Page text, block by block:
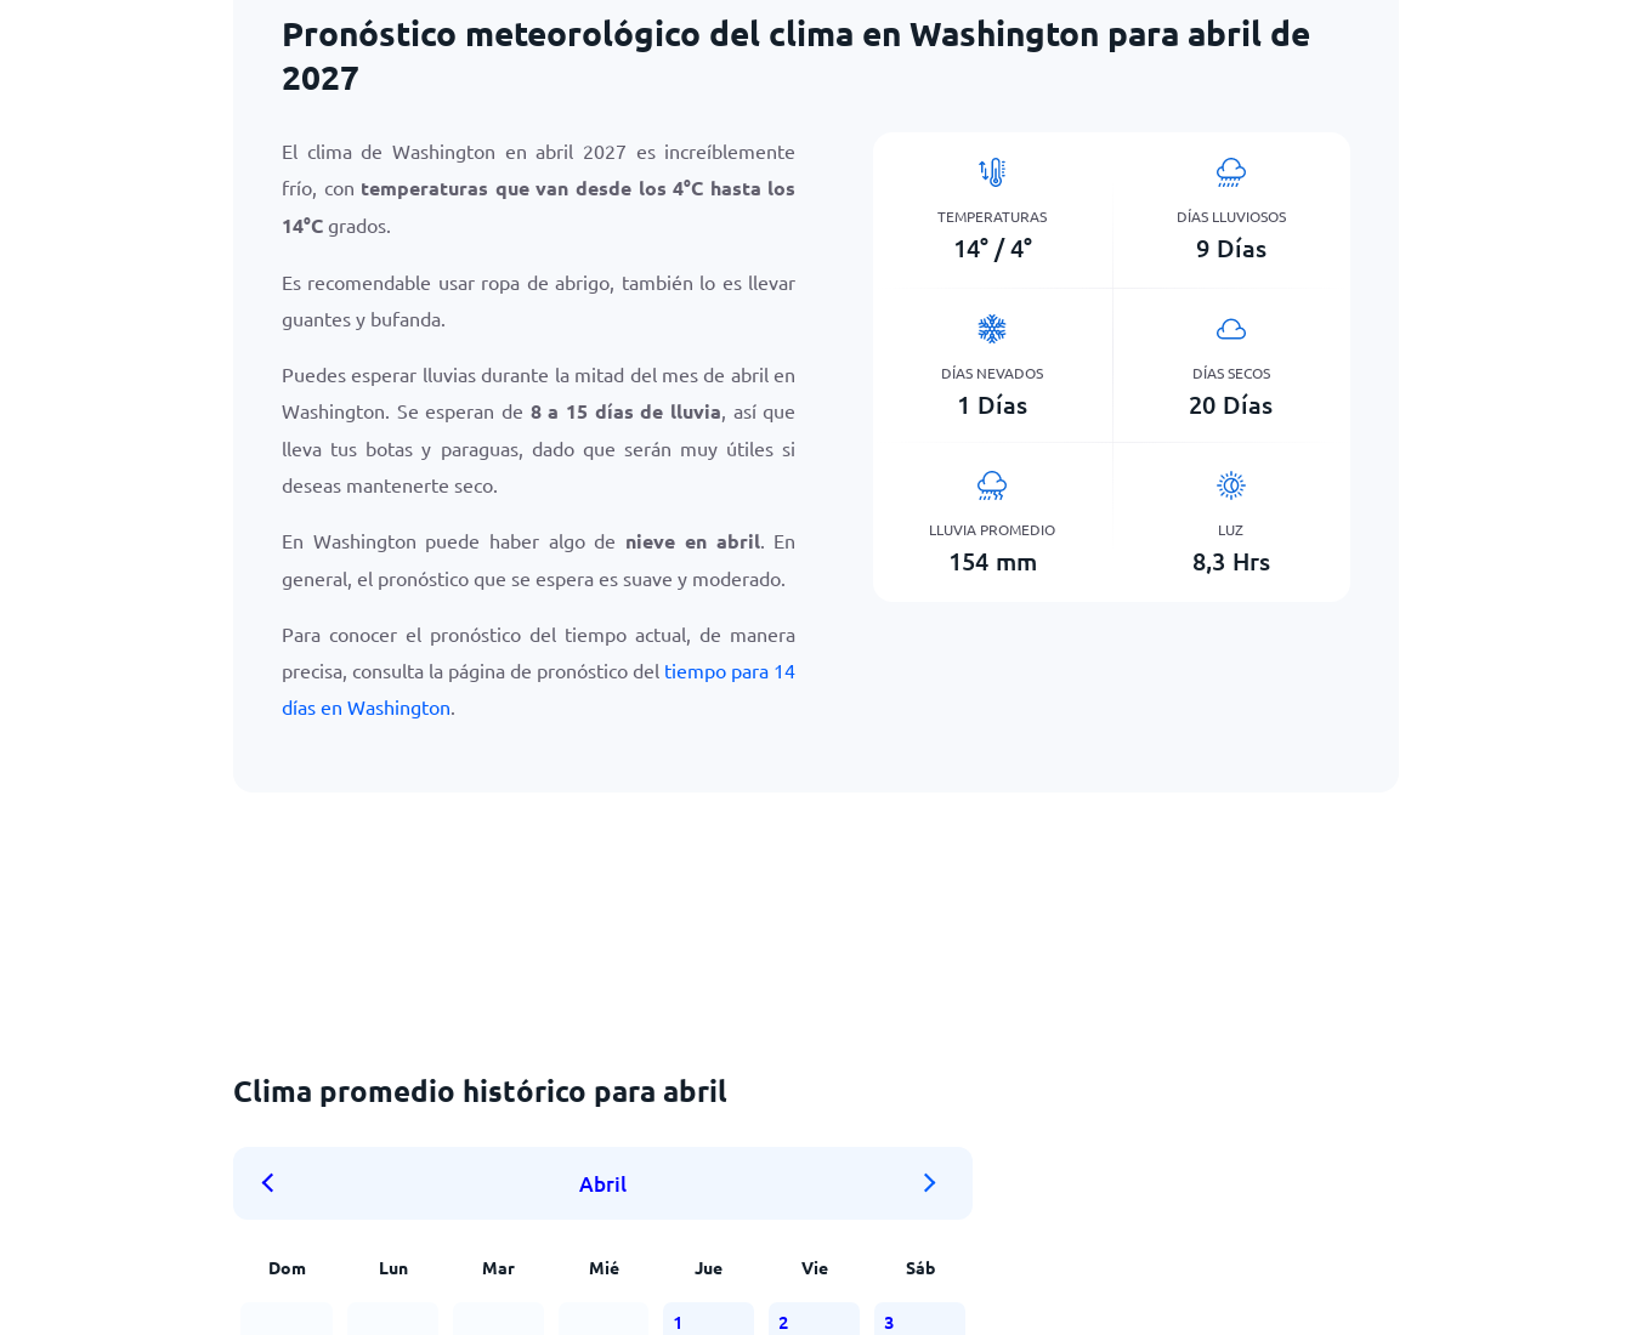
Pronóstico meteorológico del clima en Washington para abril de
2027
El clima de Washington en abril 2027 es increíblemente
frío, con temperaturas que van desde los4°C hasta los
14°C grados.
Es recomendable usar ropa de abrigo, también lo es llevar
guantes y bufanda.
Puedes esperar lluvias durante la mitad del mes de abril en
Washington. Se esperan de 8 a 15 días de lluvia, así que
lleva tus botas y paraguas, dado que serán muy útiles si
deseas mantenerte seco.
En Washington puede haber algo de nieve en abril. En
general, el pronóstico que se espera es suave y moderado.
Para conocer el pronóstico del tiempo actual, de manera
precisa, consulta la página de pronóstico del tiempo para 14
días en Washington.
TEMPERATURAS
14° /4°
DÍAS LLUVIOSOS
9 Días
DÍAS NEVADOS
1 Días
DÍAS SECOS
20 Días
LLUVIA PROMEDIO
154 mm
LUZ
8,3 Hrs
Clima promedio histórico para abril
Abril
Dom Lun Mar Mié Jue Vie Sáb
1 2 3